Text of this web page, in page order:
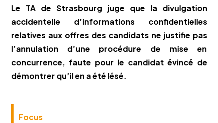
Le TA de Strasbourg juge que la divulgation
accidentelle d’informations confidentielles
relatives aux offres des candidats ne justifie pas
l’annulation d’une procédure de mise en
concurrence, faute pour le candidat évincé de
démontrer qu’il en a été lésé.
Focus